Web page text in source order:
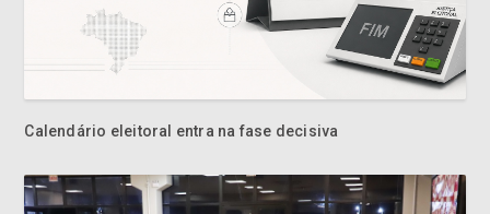
Calendário eleitoral entra na fase decisiva